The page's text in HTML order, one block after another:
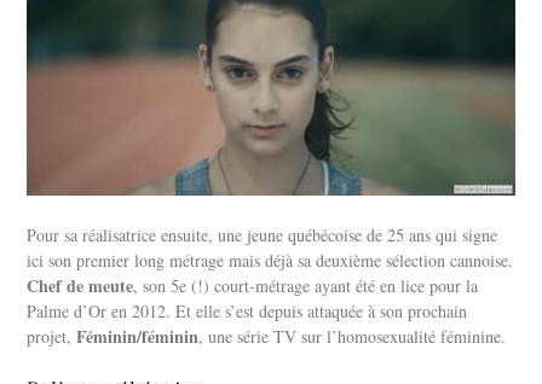
Pour sa réalisatrice ensuite, une jeune québécoise de 25 ans qui signe
ici son premier long métrage mais déjà sa deuxième sélection cannoise.
Chef de meute, son 5e (!) court-métrage ayant été en lice pour la
Palme d’Or en 2012. Et elle s’est depuis attaquée à son prochain
projet,Féminin/féminin, une série TV sur l’homosexualité féminine.